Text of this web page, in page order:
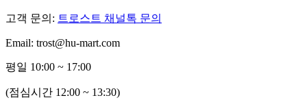
고객 문의: 트로스트 채널톡 문의
Email: trost@hu-mart.com
평일 10:00 ~ 17:00
(점심시간 12:00 ~ 13:30)